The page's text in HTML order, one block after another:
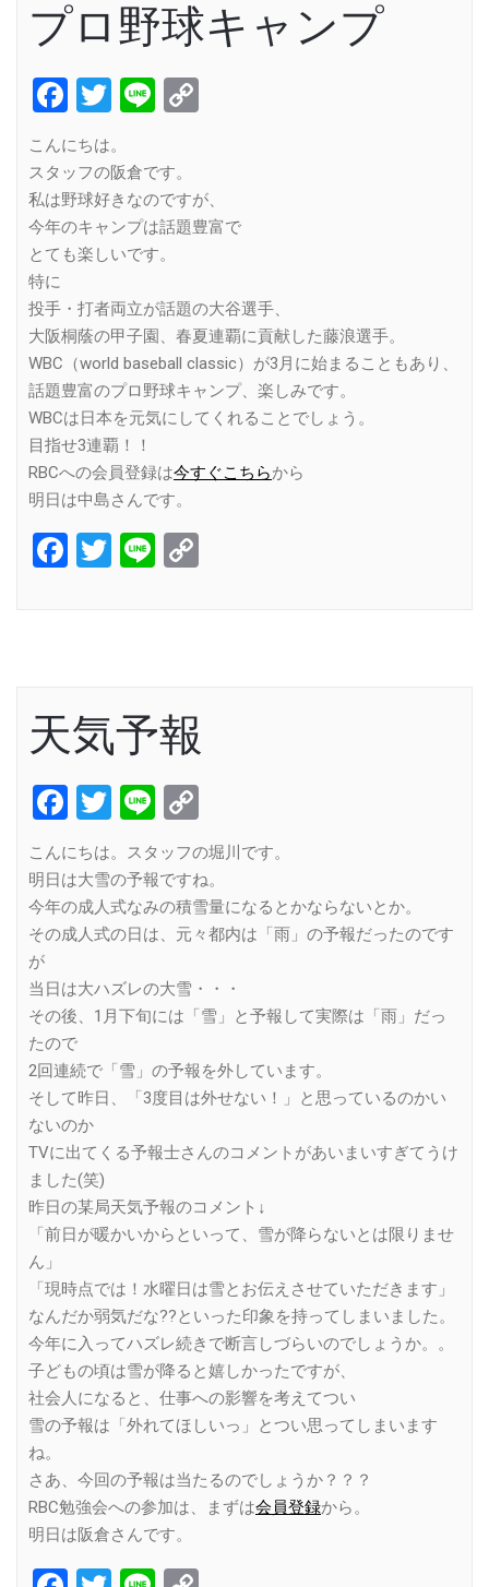
プロ野球キャンプ
Facebook
Twitter
Line
こんにちは。
スタッフの阪倉です。
私は野球好きなのですが、
今年のキャンプは話題豊富で
とても楽しいです。
特に
投手・打者両立が話題の大谷選手、
大阪桐蔭の甲子園、春夏連覇に貢献した藤浪選手。
WBC（world baseball classic）が3月に始まることもあり、
話題豊富のプロ野球キャンプ、楽しみです。
WBCは日本を元気にしてくれることでしょう。
目指せ3連覇！！
RBCへの会員登録は今すぐこちらから
明日は中島さんです。
Facebook
Twitter
Line
天気予報
Facebook
Twitter
Line
Link
こんにちは。スタッフの堀川です。
明日は大雪の予報ですね。
今年の成人式なみの積雪量になるとかならないとか。
その成人式の日は、元々都内は「雨」の予報だったのです
が
当日は大ハズレの大雪・・・
その後、1月下旬には「雪」と予報して実際は「雨」だっ
たので
2回連続で「雪」の予報を外しています。
そして昨日、「3度目は外せない！」と思っているのかい
ないのか
TVに出てくる予報士さんのコメントがあいまいすぎてうけ
ました(笑)
昨日の某局天気予報のコメント↓
「前日が暖かいからといって、雪が降らないとは限りませ
ん」
「現時点では！水曜日は雪とお伝えさせていただきます」
なんだか弱気だな??といった印象を持ってしまいました。
今年に入ってハズレ続きで断言しづらいのでしょうか。。
子どもの頃は雪が降ると嬉しかったですが、
社会人になると、仕事への影響を考えてつい
雪の予報は「外れてほしいっ」とつい思ってしまいます
ね。
さあ、今回の予報は当たるのでしょうか？？？
RBC勉強会への参加は、まずは会員登録から。
明日は阪倉さんです。